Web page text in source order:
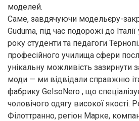
моделей.
Саме, завдячуючи модельєру-
Guduma, під час подорожі до
року студенти та педагоги
професійного училища сфери
унікальну можливість зазирнути
моди — ми відвідали справжню
фабрику GelsoNero , що
чоловічого одягу високої якості.
Філоттранно, регіон Марке,